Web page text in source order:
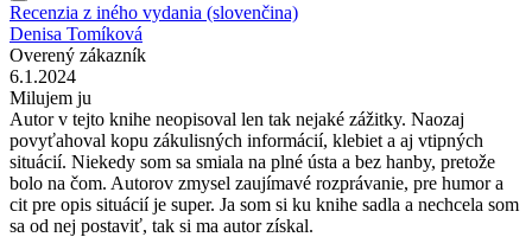
Recenzia z iného vydania (slovenčina)
Denisa Tomíková
Overený zákazník
6.1.2024
Milujem ju
Autor v tejto knihe neopisoval len tak nejaké zážitky. Naozaj
povyťahoval kopu zákulisných informácií, klebiet a aj vtipných
situácií. Niekedy som sa smiala na plné ústa a bez hanby, pretože
bolo na čom. Autorov zmysel zaujímavé rozprávanie, pre humor a
cit pre opis situácií je super. Ja som si ku knihe sadla a nechcela som
sa od nej postaviť, tak si ma autor získal.